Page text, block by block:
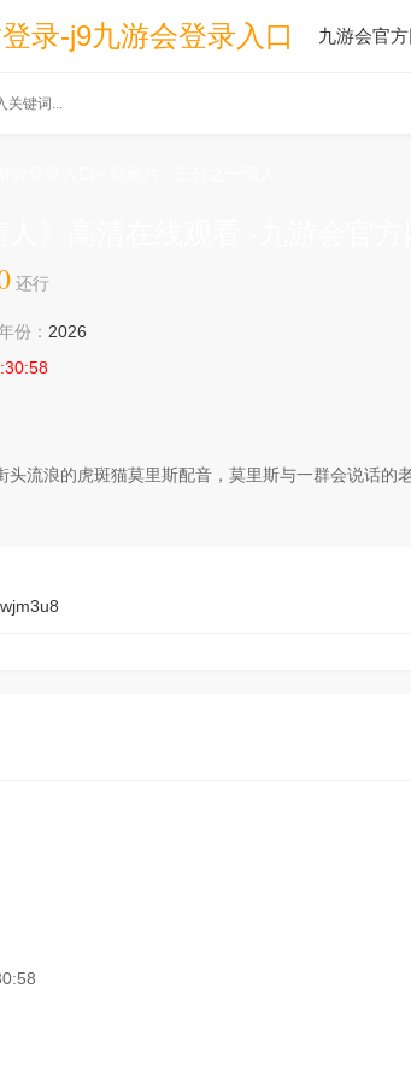
录-j9九游会登录入口 九游会官
还行
份： 2026
头流浪的虎斑猫莫里斯配音，莫里斯与一群会说话的
wjm3u8